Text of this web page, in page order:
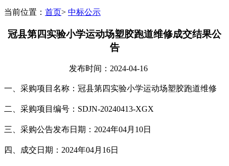
当前位置： 首页> 中标公示
冠县第四实验小学运动场塑胶跑道维修成交结果公
告
发布时间： 2024-04-16
一、采购项目名称： 冠县第四实验小学运动场塑胶跑道维修
二、采购项目编号： SDJN-20240413-XGX
三、采购公告发布日期： 2024年04月 10日
四、成交日期： 2024年04月 16日